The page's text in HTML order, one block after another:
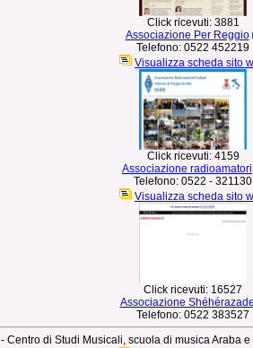
Click ricevuti: 3881
Associazione Per Reggio
Telefono: 0522 452219
Visualizza scheda sito
Click ricevuti: 4159
Associazione radioamatori
Telefono: 0522 - 321130
Visualizza scheda sito
Click ricevuti: 16527
Associazione Shéhérazade
Telefono: 0522 383527
- Centro di Studi Musicali, scuola di musica Araba